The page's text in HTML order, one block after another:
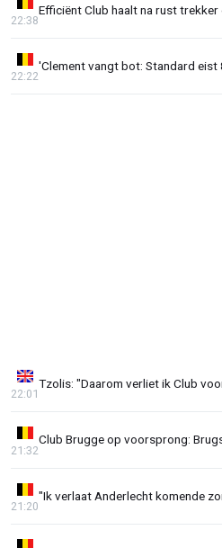
Efficiënt Club haalt na rust
22:38
'Clement vangt bot: Standard eist
22:22
Tzolis: "Daarom verliet ik Club
22:01
Club Brugge op voorsprong:
21:32
"Ik verlaat Anderlecht komende
21:20